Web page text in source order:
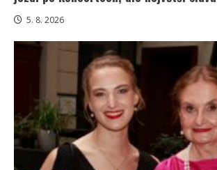
5. 8. 2026